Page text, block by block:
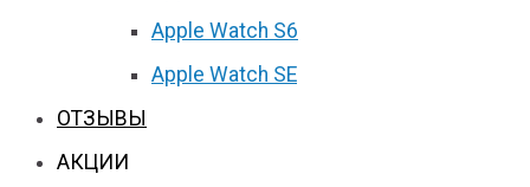
Apple Watch S6
Apple Watch SE
ОТЗЫВЫ
АКЦИИ